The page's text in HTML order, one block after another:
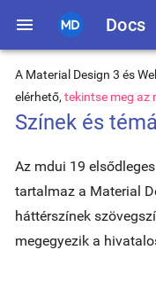
menu Docs
A Material Design 3 és
elérhető, tekintse meg az
Színek és
Az mdui 19
tartalmaz a Material
háttérszínek
megegyezik a